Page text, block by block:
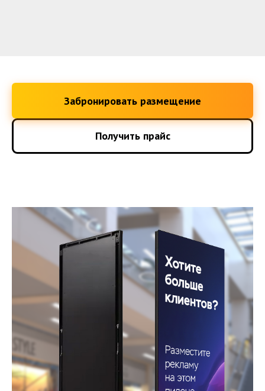
Забронировать размещение
Получить прайс